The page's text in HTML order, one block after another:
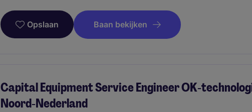
Opslaan Baan bekijken
Capital Equipment Service Engineer
Noord‑Nederland